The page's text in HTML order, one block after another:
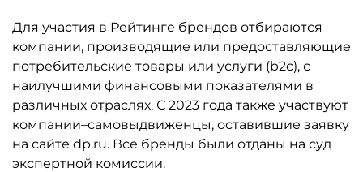
Для участия в Рейтинге брендов отбираются
компании, производящие или предоставля­ющие
потребительские товары или услуги (b2c), с
наилучшими финансовыми показателями в
различных отраслях. С 2023 года также участвуют
компании–самовыдвиженцы, оставившие заявку
на сайте dp.ru. Все бренды были отданы на суд
экспертной комиссии.